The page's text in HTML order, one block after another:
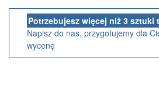
Potrzebujesz więcej niż 3
Napisz do nas, przygotujemy dla
wycenę